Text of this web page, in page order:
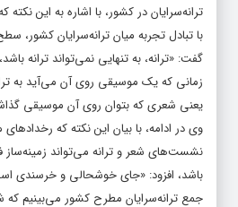
با تبادل تجربه میان ترانه‌سرایان کشور،
گفت: «ترانه، به تنهایی نمی‌تواند ترانه
زمانی که یک موسیقی روی آن می‌آید به
یعنی شعری که بتوان روی آن موسیقی
وی در ادامه، با بیان این نکته که
نشست‌های شعر و ترانه می‌تواند زمینه‌ساز
باشد، افزود: «جای خوشحالی و خرسندی است
جمع ترانه‌سرایان مطرح کشور می‌بینیم که
نشنیده باشیم، اما ترانه‌هایی بسیار خوب و